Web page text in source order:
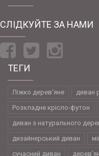
CЛІДКУЙТЕ ЗА НАМИ
ТЕГИ
Ліжко дерев'яне диван
Розкладне крісло-футон
диван з натурального
дизайнерський диван
сучасний диван